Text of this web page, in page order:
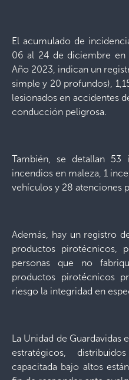
El acumulado de
06 al 24 de diciembre en
Año 2023, indican un
simple y 20 profundos),
lesionados en accidentes
conducción peligrosa.
También, se detallan 53
incendios en maleza, 1
vehículos y 28 atenciones
Además, hay un registro
productos pirotécnicos,
personas que no
productos pirotécnicos
riesgo la integridad en
La Unidad de Guardavidas
estratégicos,
capacitada bajo altos